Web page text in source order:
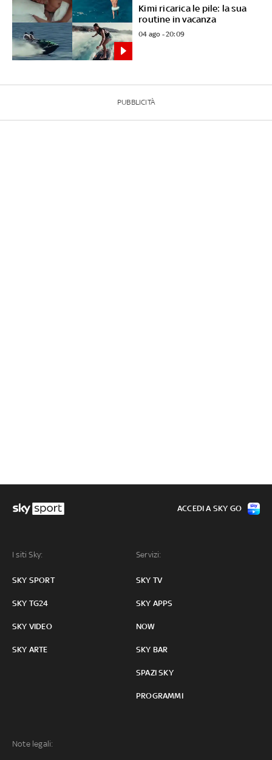
Kimi ricarica le pile: la sua
routine in vacanza
04 ago - 20:09
PUBBLICITÀ
I siti Sky:
SKY SPORT
SKY TG24
SKY VIDEO
SKY ARTE
Servizi:
SKY TV
SKY APPS
NOW
SKY BAR
SPAZI SKY
PROGRAMMI
Note legali:
ACCEDI A SKY GO